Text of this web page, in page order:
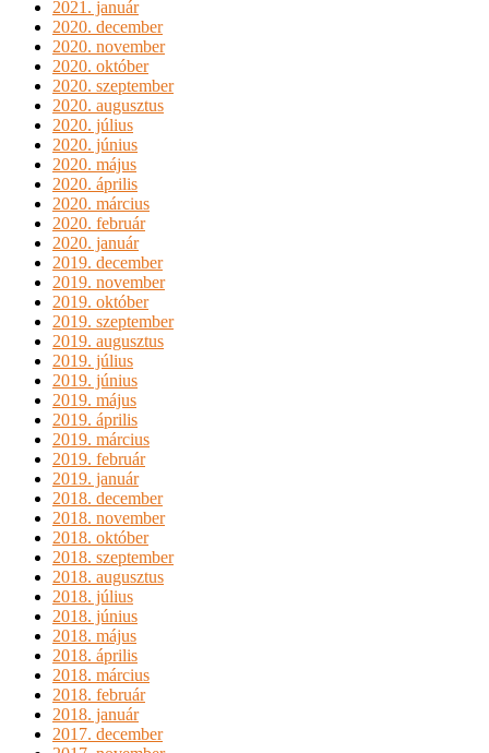
2021. január
2020. december
2020. november
2020. október
2020. szeptember
2020. augusztus
2020. július
2020. június
2020. május
2020. április
2020. március
2020. február
2020. január
2019. december
2019. november
2019. október
2019. szeptember
2019. augusztus
2019. július
2019. június
2019. május
2019. április
2019. március
2019. február
2019. január
2018. december
2018. november
2018. október
2018. szeptember
2018. augusztus
2018. július
2018. június
2018. május
2018. április
2018. március
2018. február
2018. január
2017. december